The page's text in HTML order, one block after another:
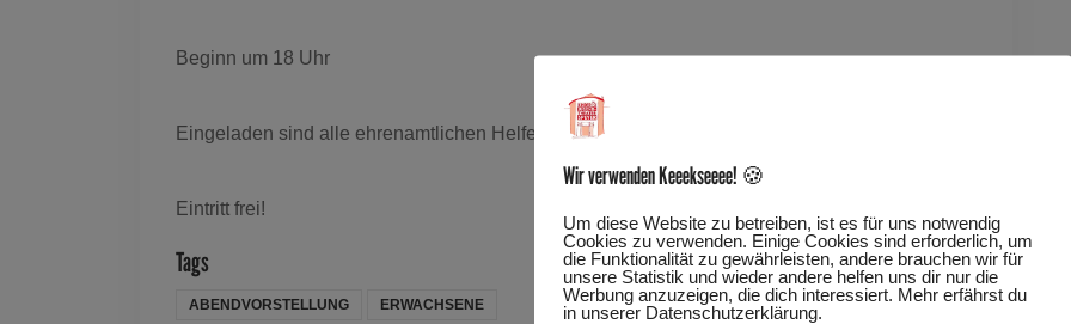
Beginn um 18 Uhr
Eingeladen sind alle ehrenamtlichen Helferinnen und Helfer.
Eintritt frei!
Tags
ABENDVORSTELLUNG ERWACHSENE
Wir verwenden Keeekseeee! 🍪
Um diese Website zu betreiben, ist es für uns notwendig
Cookies zu verwenden. Einige Cookies sind erforderlich, um
die Funktionalität zu gewährleisten, andere brauchen wir für
unsere Statistik und wieder andere helfen uns dir nur die
Werbung anzuzeigen, die dich interessiert. Mehr erfährst du
in unserer Datenschutzerklärung.